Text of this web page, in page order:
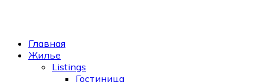
Главная
Жилье
Listings
Гостиница